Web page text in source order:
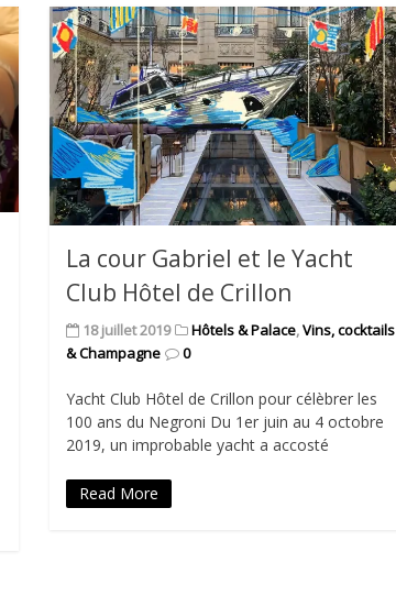
La cour Gabriel et le Yacht
Club Hôtel de Crillon
18 juillet 2019 Hôtels & Palace,Vins, cocktails
& Champagne
0
Yacht Club Hôtel de Crillon pour célèbrer les
100 ans du Negroni Du 1er juin au 4 octobre
2019, un improbable yacht a accosté
Read More